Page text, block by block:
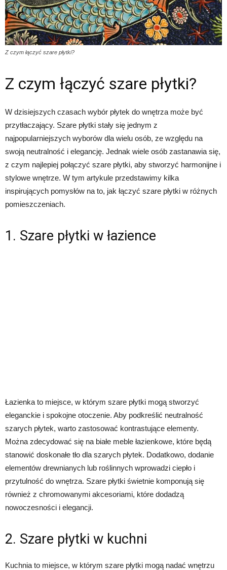
Z czym łączyć szare płytki?
Z czym łączyć szare płytki?
W dzisiejszych czasach wybór płytek do wnętrza może być
przytłaczający. Szare płytki stały się jednym z
najpopularniejszych wyborów dla wielu osób, ze względu na
swoją neutralność i elegancję. Jednak wiele osób zastanawia się,
z czym najlepiej połączyć szare płytki, aby stworzyć harmonijne i
stylowe wnętrze. W tym artykule przedstawimy kilka
inspirujących pomysłów na to, jak łączyć szare płytki w różnych
pomieszczeniach.
1. Szare płytki w łazience
Łazienka to miejsce, w którym szare płytki mogą stworzyć
eleganckie i spokojne otoczenie. Aby podkreślić neutralność
szarych płytek, warto zastosować kontrastujące elementy.
Można zdecydować się na białe meble łazienkowe, które będą
stanowić doskonałe tło dla szarych płytek. Dodatkowo, dodanie
elementów drewnianych lub roślinnych wprowadzi ciepło i
przytulność do wnętrza. Szare płytki świetnie komponują się
również z chromowanymi akcesoriami, które dodadzą
nowoczesności i elegancji.
2. Szare płytki w kuchni
Kuchnia to miejsce, w którym szare płytki mogą nadać wnętrzu